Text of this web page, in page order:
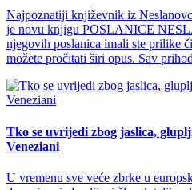
Najpoznatiji književnik iz
je novu knjigu POSLANICE
njegovih poslanica imali ste prilike
možete pročitati širi opus. Sav
Tko se uvrijedi zbog jaslica,
Veneziani
U vremenu sve veće zbrke u